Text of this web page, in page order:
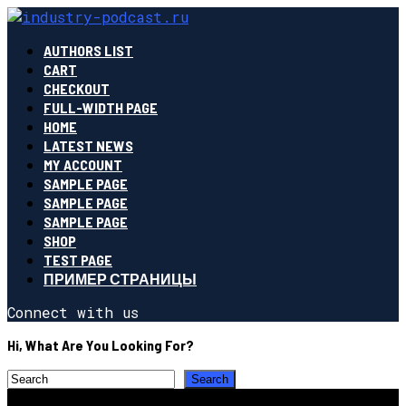
AUTHORS LIST
CART
CHECKOUT
FULL-WIDTH PAGE
HOME
LATEST NEWS
MY ACCOUNT
SAMPLE PAGE
SAMPLE PAGE
SAMPLE PAGE
SHOP
TEST PAGE
ПРИМЕР СТРАНИЦЫ
Connect with us
Hi, What Are You Looking For?